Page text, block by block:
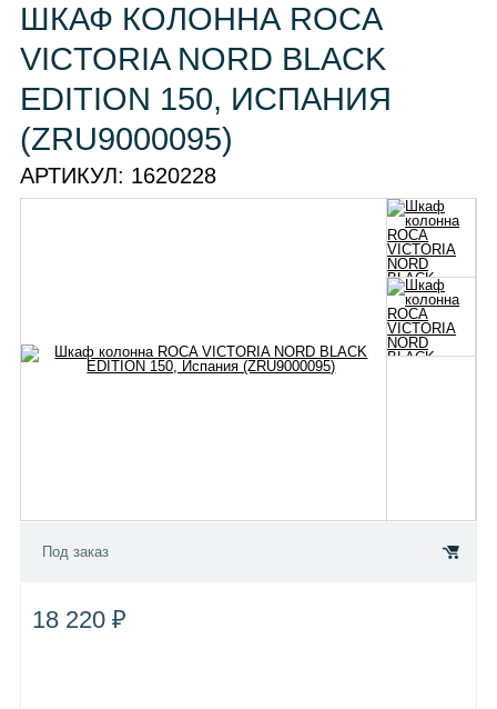
ШКАФ КОЛОННА ROCA
VICTORIA NORD BLACK
EDITION 150, ИСПАНИЯ
(ZRU9000095)
АРТИКУЛ: 1620228
Под заказ
18 220 ₽